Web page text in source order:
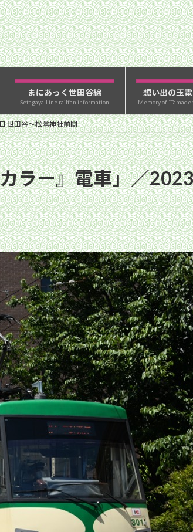
まにあっく世田谷線
Setagaya-Line railfan information
想い出の玉電
Memory of
世田谷〜松陰神社前間
ラー』電車」／